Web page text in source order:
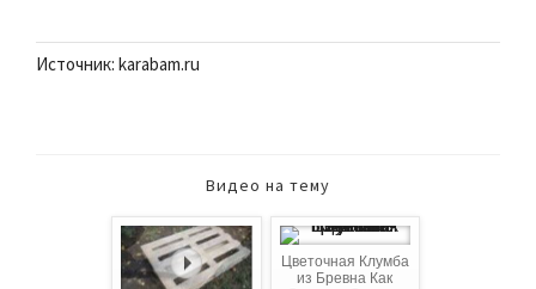
Источник: karabam.ru
Видео на тему
Цветочная Клумба
из Бревна Как